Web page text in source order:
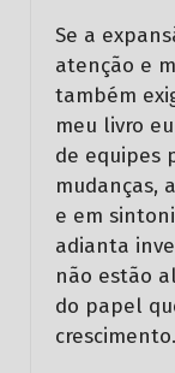
Se a
atenção e
também
meu livro
de equipes
mudanças,
e em
adianta
não estão
do papel
crescimento.